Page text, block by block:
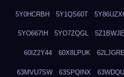
5Y0HCRBH 5Y1QS60T
5YO667IH 5YO7ZQGL
60IZ2Y44 60X8LPUK
63MVU7SW 63SPQINX